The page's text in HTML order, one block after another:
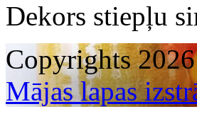
Dekors stiepļu
Copyrights
Mājas lapas